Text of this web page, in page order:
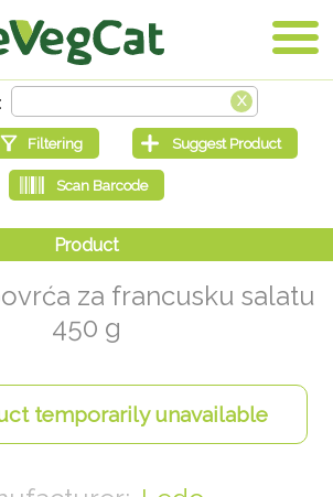
za francusku salatu
450 g